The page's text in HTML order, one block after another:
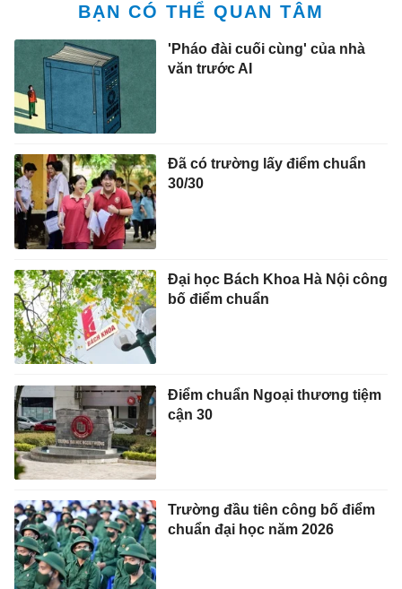
BẠN CÓ THỂ QUAN TÂM
'Pháo đài cuối cùng' của nhà
văn trước AI
Đã có trường lấy điểm chuẩn
30/30
Đại học Bách Khoa Hà Nội công
bố điểm chuẩn
Điểm chuẩn Ngoại thương tiệm
cận 30
Trường đầu tiên công bố điểm
chuẩn đại học năm 2026